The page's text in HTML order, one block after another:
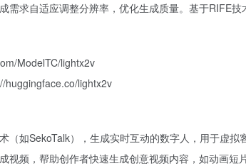
需求自适应调整分辨率，优化生成质量。基于RIFE技
ModelTC/lightx2v
huggingface.co/lightx2v
（如SekoTalk），生成实时互动的数字人，用于虚拟
视频，帮助创作者快速生成创意视频内容，如动画短